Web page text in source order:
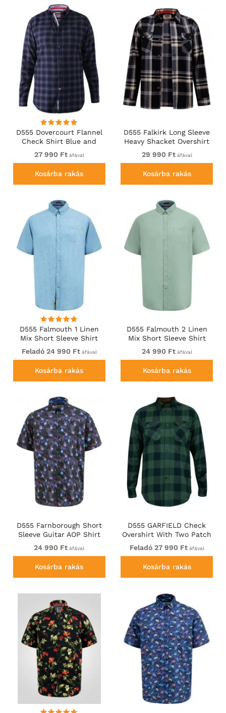
D555 Dovercourt Flannel
Check Shirt Blue and
Black
27 990 Ftáfával
Kosárba rakás
D555 Falkirk Long Sleeve
Heavy Shacket Overshirt
Black/Grey
29 990 Ftáfával
Kosárba rakás
D555 Falmouth 1 Linen
Mix Short Sleeve Shirt
With Button Down Blue
Feladó 24 990 Ftáfával
Kosárba rakás
D555 Falmouth 2 Linen
Mix Short Sleeve Shirt
With Button Down Mint
24 990 Ftáfával
Kosárba rakás
D555 Farnborough Short
Sleeve Guitar AOP Shirt
With Hidden Button Down
Black
24 990 Ft áfával
Kosárba rakás
D555 GARFIELD Check
Overshirt With Two Patch
Pockets & Button Down
Collar Navy
Feladó 27 990 Ftáfával
Kosárba rakás